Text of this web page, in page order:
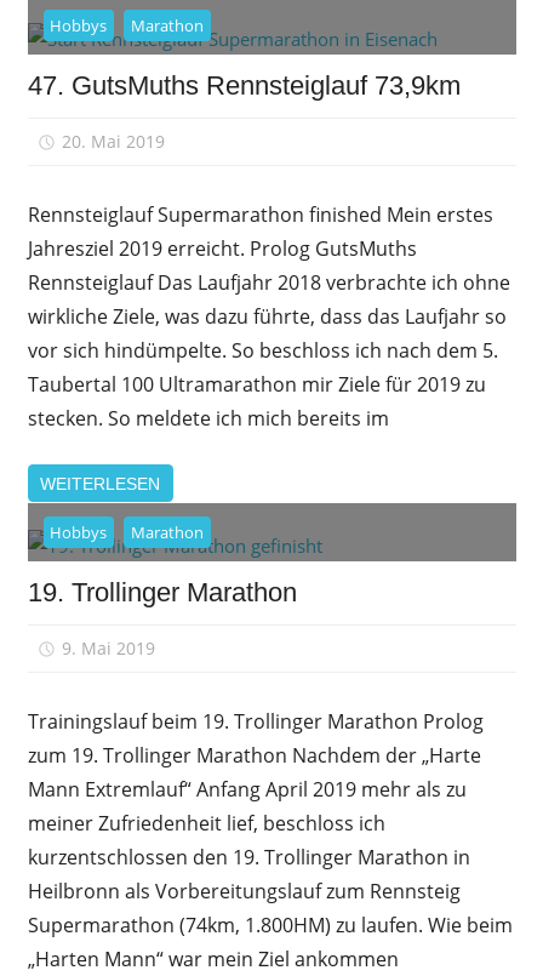
Hobbys Marathon
47. GutsMuths Rennsteiglauf 73,9km
20. Mai 2019
Rennsteiglauf Supermarathon finished Mein erstes
Jahresziel 2019 erreicht. Prolog GutsMuths
Rennsteiglauf Das Laufjahr 2018 verbrachte ich ohne
wirkliche Ziele, was dazu führte, dass das Laufjahr so
vor sich hindümpelte. So beschloss ich nach dem 5.
Taubertal 100 Ultramarathon mir Ziele für 2019 zu
stecken. So meldete ich mich bereits im
WEITERLESEN
Hobbys Marathon
19. Trollinger Marathon
9. Mai 2019
Trainingslauf beim 19. Trollinger Marathon Prolog
zum 19. Trollinger Marathon Nachdem der „Harte
Mann Extremlauf“ Anfang April 2019 mehr als zu
meiner Zufriedenheit lief, beschloss ich
kurzentschlossen den 19. Trollinger Marathon in
Heilbronn als Vorbereitungslauf zum Rennsteig
Supermarathon (74km, 1.800HM) zu laufen. Wie beim
„Harten Mann“ war mein Ziel ankommen